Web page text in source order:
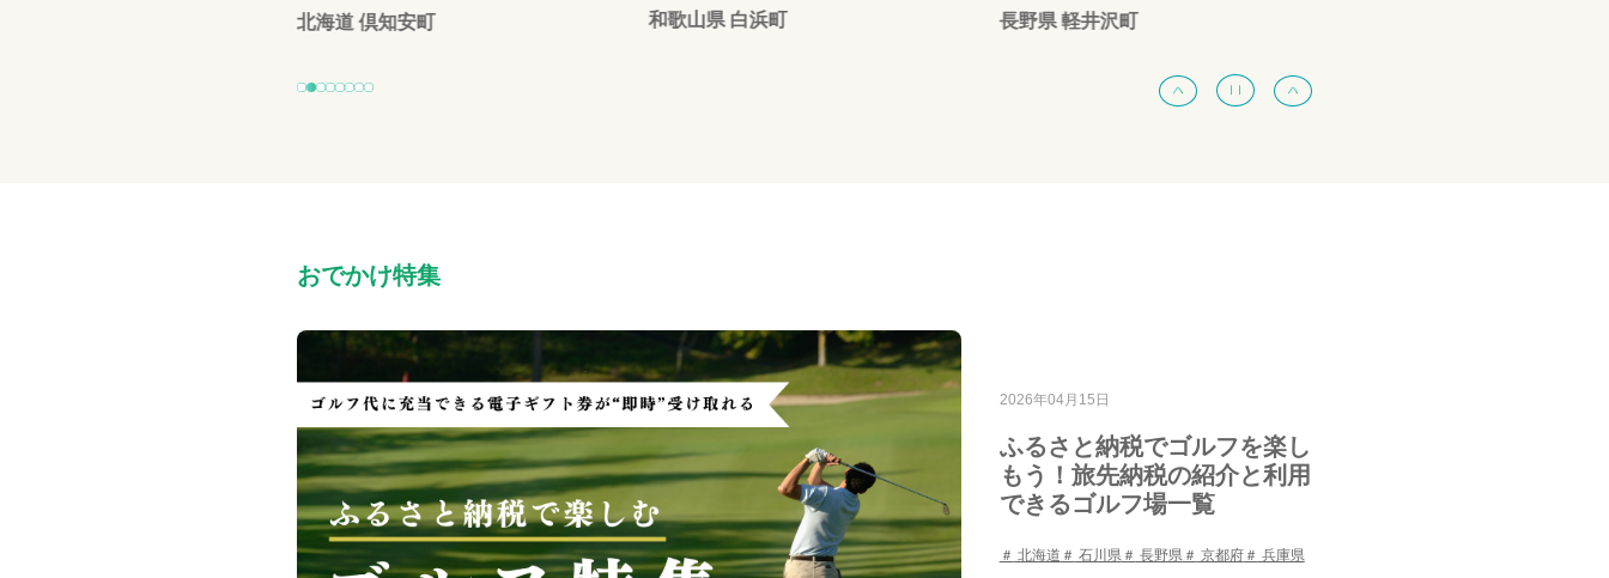
和歌山県 白浜町 長野県 軽井沢町
おでかけ特集
2026年04月15日
ふるさと納税でゴルフを楽し
もう！旅先納税の紹介と利用
できるゴルフ場一覧
北海道 石川県 長野県 京都府
兵庫県